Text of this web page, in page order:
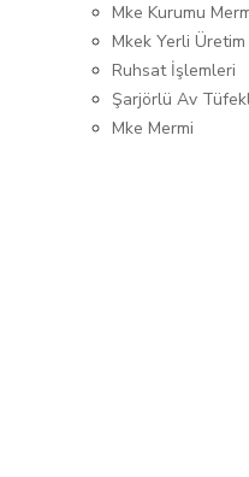
Mke Kurumu
Mkek Yerli Üretim
Ruhsat İşlemleri
Şarjörlü Av
Mke Mermi